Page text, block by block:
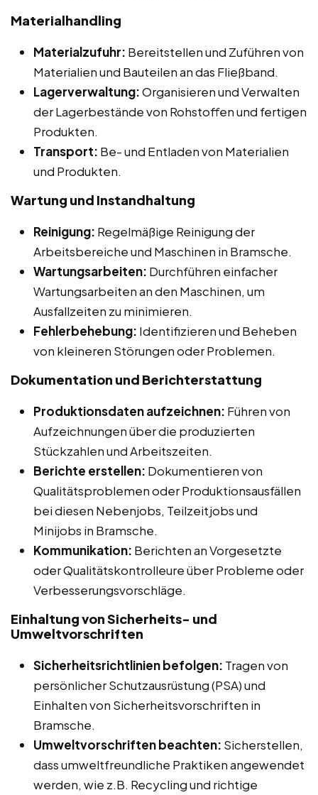
Materialhandling
Materialzufuhr: Bereitstellen und Zuführen von
Materialien und Bauteilen an das Fließband.
Lagerverwaltung:Organisieren und Verwalten
der Lagerbestände von Rohstoffen und fertigen
Produkten.
Transport: Be- und Entladen von Materialien
und Produkten.
Wartung und Instandhaltung
Reinigung: Regelmäßige Reinigung der
Arbeitsbereiche und Maschinen in Bramsche.
Wartungsarbeiten: Durchführen einfacher
Wartungsarbeiten an den Maschinen, um
Ausfallzeiten zu minimieren.
Fehlerbehebung: Identifizieren und Beheben
von kleineren Störungen oder Problemen.
Dokumentation und Berichterstattung
Produktionsdaten aufzeichnen: Führen von
Aufzeichnungen über die produzierten
Stückzahlen und Arbeitszeiten.
Berichte erstellen: Dokumentieren von
Qualitätsproblemen oder Produktionsausfällen
bei diesen Nebenjobs, Teilzeitjobs und
Minijobs in Bramsche.
Kommunikation: Berichten an Vorgesetzte
oder Qualitätskontrolleure über Probleme oder
Verbesserungsvorschläge.
Einhaltung von Sicherheits- und
Umweltvorschriften
Sicherheitsrichtlinien befolgen: Tragen von
persönlicher Schutzausrüstung (PSA) und
Einhalten von Sicherheitsvorschriften in
Bramsche.
Umweltvorschriften beachten: Sicherstellen,
dass umweltfreundliche Praktiken angewendet
werden, wie z.B. Recycling und richtige